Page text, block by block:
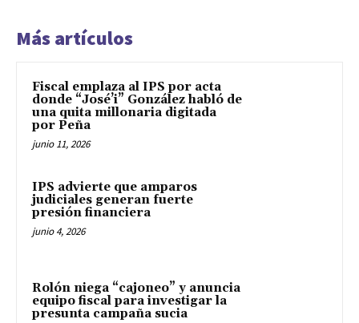
Más artículos
Fiscal emplaza al IPS por acta
donde “José’i” González habló de
una quita millonaria digitada
por Peña
junio 11, 2026
IPS advierte que amparos
judiciales generan fuerte
presión financiera
junio 4, 2026
Rolón niega “cajoneo” y anuncia
equipo fiscal para investigar la
presunta campaña sucia